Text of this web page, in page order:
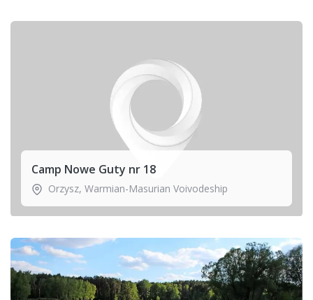
Camp Nowe Guty nr 18
Orzysz, Warmian-Masurian Voivodeship